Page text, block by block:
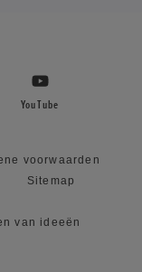
YouTube
voorwaarden
Sitemap
van ideeën